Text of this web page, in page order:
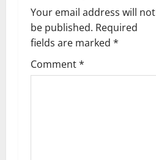
Your email address will not
be published. Required
fields are marked *
Comment*